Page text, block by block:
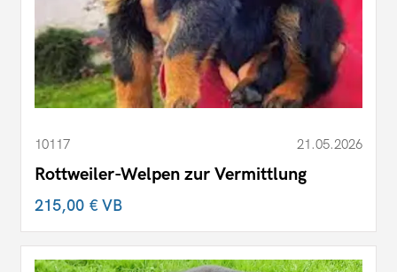
10117 21.05.2026
Rottweiler-Welpen zur Vermittlung
215,00 €VB